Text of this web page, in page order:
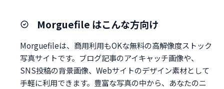
Morguefile はこんな方向け
Morguefileは、商用利用もOKな無料の高解像度ストック
写真サイトです。ブログ記事のアイキャッチ画像や、
SNS投稿の背景画像、Webサイトのデザイン素材として
手軽に利用できます。豊富な写真の中から、あなたのニ